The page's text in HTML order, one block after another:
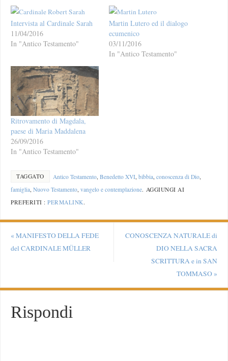
Intervista al Cardinale Sarah
11/04/2016
In "Antico Testamento"
Martin Lutero ed il dialogo
ecumenico
03/11/2016
In "Antico Testamento"
Ritrovamento di Magdala,
paese di Maria Maddalena
26/09/2016
In "Antico Testamento"
TAGGATO Antico Testamento, Benedetto XVI, bibbia, conoscenza di Dio,
famiglia,Nuovo Testamento,vangelo e contemplazione. AGGIUNGI AI
PREFERITI :PERMALINK.
« MANIFESTO DELLA FEDE
del CARDINALE MÜLLER
CONOSCENZA NATURALE di
DIO NELLA SACRA
SCRITTURA e in SAN
TOMMASO»
Rispondi